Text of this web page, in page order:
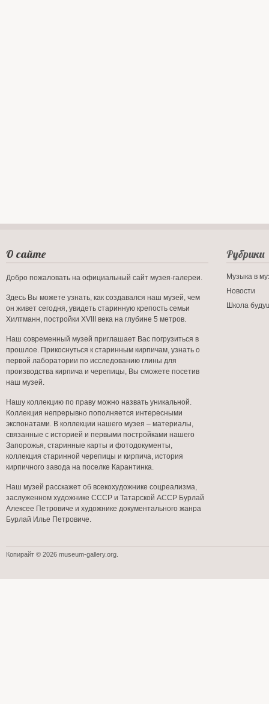
О сайте
Добро пожаловать на официальный сайт музея-галереи.
Здесь Вы можете узнать, как создавался наш музей, чем
он живет сегодня, увидеть старинную крепость семьи
Хилтманн, постройки XVIII века на глубине 5 метров.
Наш современный музей приглашает Вас погрузиться в
прошлое. Прикоснуться к старинным кирпичам, узнать о
первой лаборатории по исследованию глины для
производства кирпича и черепицы, Вы сможете посетив
наш музей.
Нашу коллекцию по праву можно назвать уникальной.
Коллекция непрерывно пополняется интересными
экспонатами. В коллекции нашего музея – материалы,
связанные с историей и первыми постройками нашего
Запорожья, старинные карты и фотодокументы,
коллекция старинной черепицы и кирпича, история
кирпичного завода на поселке Карантинка.
Наш музей расскажет об всекохудожнике соцреализма,
заслуженном художнике СССР и Татарской АССР Бурлай
Алексее Петровиче и художнике документального жанра
Бурлай Илье Петровиче.
Рубрики
Музыка в
Новости
Школа
Копирайт © 2026 museum-gallery.org.